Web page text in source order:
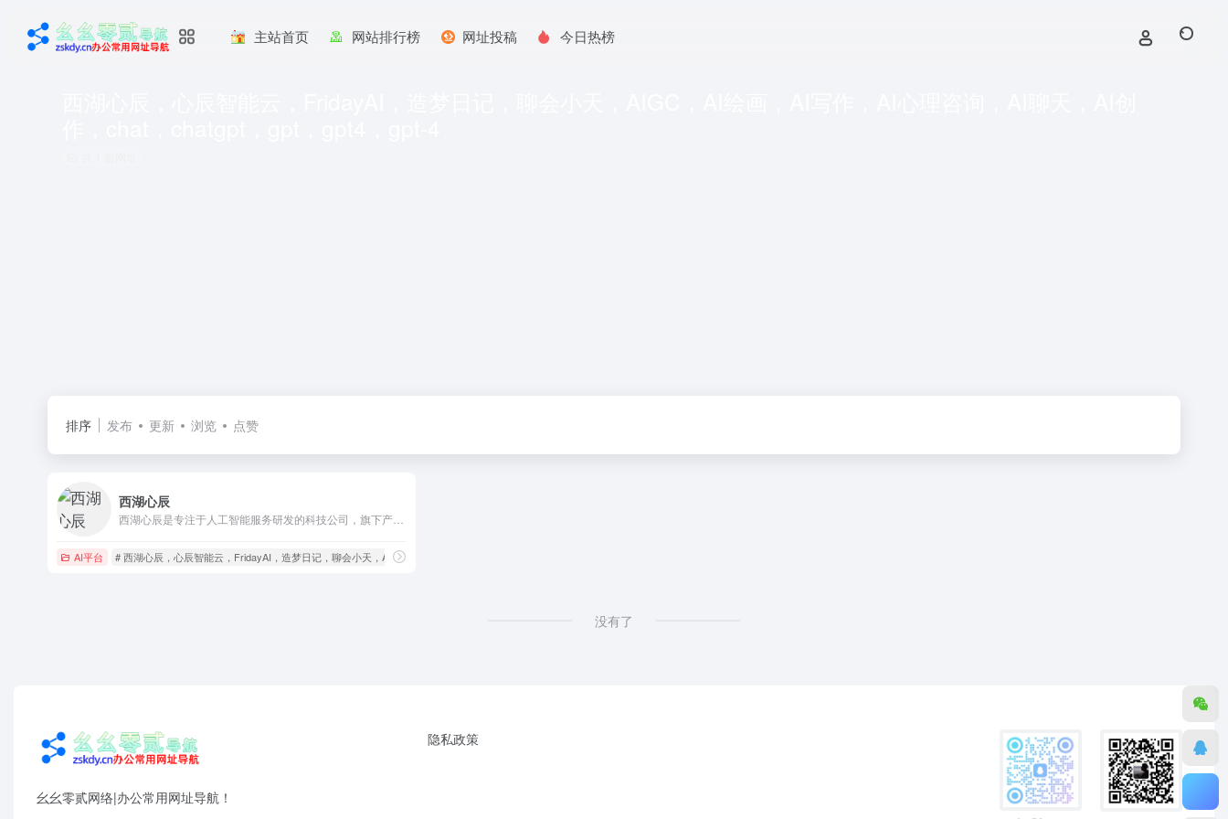
主站首页 网站排行榜 网址投稿 今日热榜
排序 发布 更新 浏览 点赞
西湖心辰
AI平台 # 西湖心辰，心辰智能云，FridayAI，造梦日记，聊会小天，AIGC，AI绘画，AI写作，AI心理咨询，AI聊天，AI创作，chat，chatgpt，gpt，gpt4，gpt-4
没有了
幺幺零贰网络|办公常用网址导航！
隐私政策